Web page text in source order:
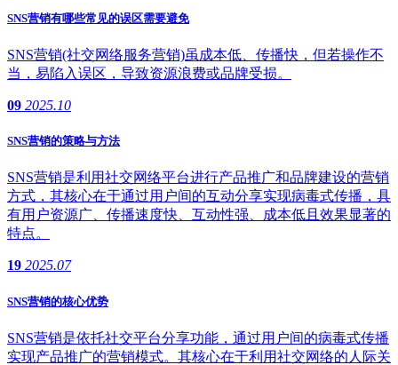
SNS营销有哪些常见的误区需要避免
SNS营销(社交网络服务营销)虽成本低、传播快，但若操作不
当，易陷入误区，导致资源浪费或品牌受损。
09 2025.10
SNS营销的策略与方法
SNS营销是利用社交网络平台进行产品推广和品牌建设的营销
方式，其核心在于通过用户间的互动分享实现病毒式传播，具
有用户资源广、传播速度快、互动性强、成本低且效果显著的
特点。
19 2025.07
SNS营销的核心优势
SNS营销是依托社交平台分享功能，通过用户间的病毒式传播
实现产品推广的营销模式。其核心在于利用社交网络的人际关